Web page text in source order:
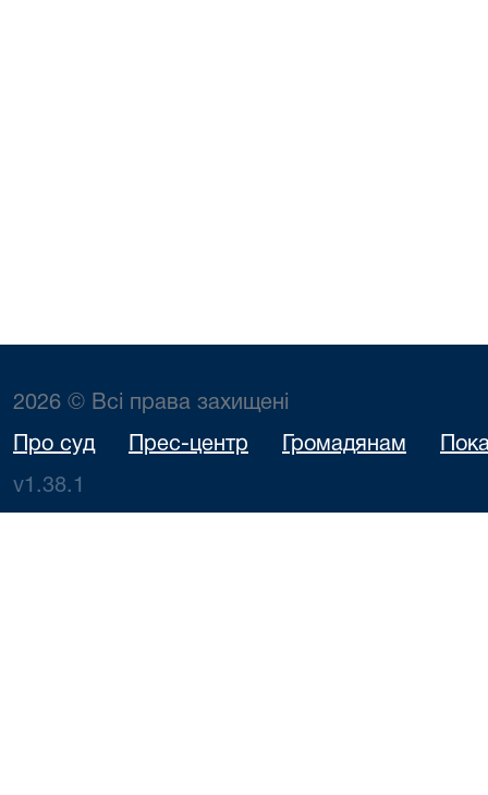
2026 © Всі права захищені
Про суд Прес-центр Громадянам
v1.38.1